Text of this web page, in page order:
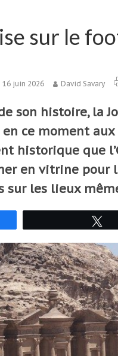
sur le
juin 2026 David Savary
son histoire, la
ce moment
historique que
en vitrine pour
les lieux